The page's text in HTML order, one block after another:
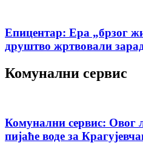
Епицентар: Ера „брзог
друштво жртвовали
Комунални сервис
Комунални сервис: Овог
пијаће воде за